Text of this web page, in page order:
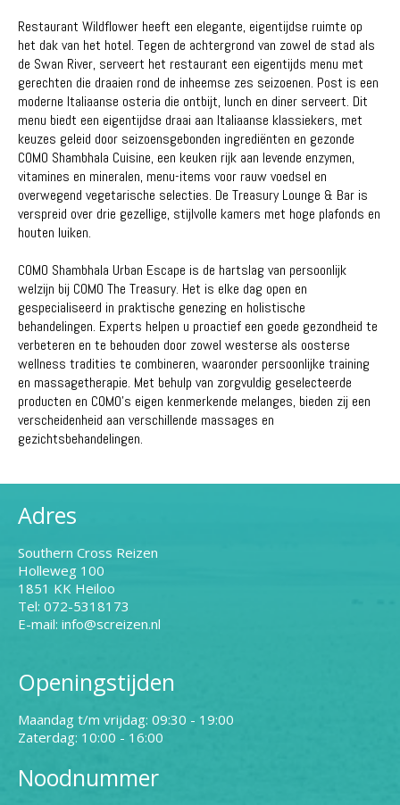
Restaurant Wildflower heeft een elegante, eigentijdse ruimte op
het dak van het hotel. Tegen de achtergrond van zowel de stad als
de Swan River, serveert het restaurant een eigentijds menu met
gerechten die draaien rond de inheemse zes seizoenen. Post is een
moderne Italiaanse osteria die ontbijt, lunch en diner serveert. Dit
menu biedt een eigentijdse draai aan Italiaanse klassiekers, met
keuzes geleid door seizoensgebonden ingrediënten en gezonde
COMO Shambhala Cuisine, een keuken rijk aan levende enzymen,
vitamines en mineralen, menu-items voor rauw voedsel en
overwegend vegetarische selecties. De Treasury Lounge & Bar is
verspreid over drie gezellige, stijlvolle kamers met hoge plafonds en
houten luiken.
COMO Shambhala Urban Escape is de hartslag van persoonlijk
welzijn bij COMO The Treasury. Het is elke dag open en
gespecialiseerd in praktische genezing en holistische
behandelingen. Experts helpen u proactief een goede gezondheid te
verbeteren en te behouden door zowel westerse als oosterse
wellness tradities te combineren, waaronder persoonlijke training
en massagetherapie. Met behulp van zorgvuldig geselecteerde
producten en COMO's eigen kenmerkende melanges, bieden zij een
verscheidenheid aan verschillende massages en
gezichtsbehandelingen.
Adres
Southern Cross Reizen
Holleweg 100
1851 KK Heiloo
Tel: 072-5318173
E-mail: info@screizen.nl
Openingstijden
Maandag t/m vrijdag: 09:30 - 19:00
Zaterdag: 10:00 - 16:00
Noodnummer